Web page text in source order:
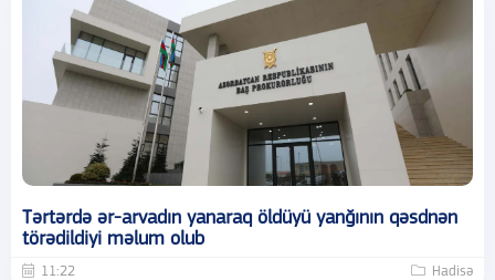
Tərtərdə ər-arvadın yanaraq öldüyü yanğının qəsdnən
törədildiyi məlum olub
11:22 Hadisə